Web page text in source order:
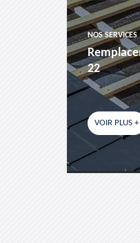
NOS SERVICES
22
VOIR PLUS +